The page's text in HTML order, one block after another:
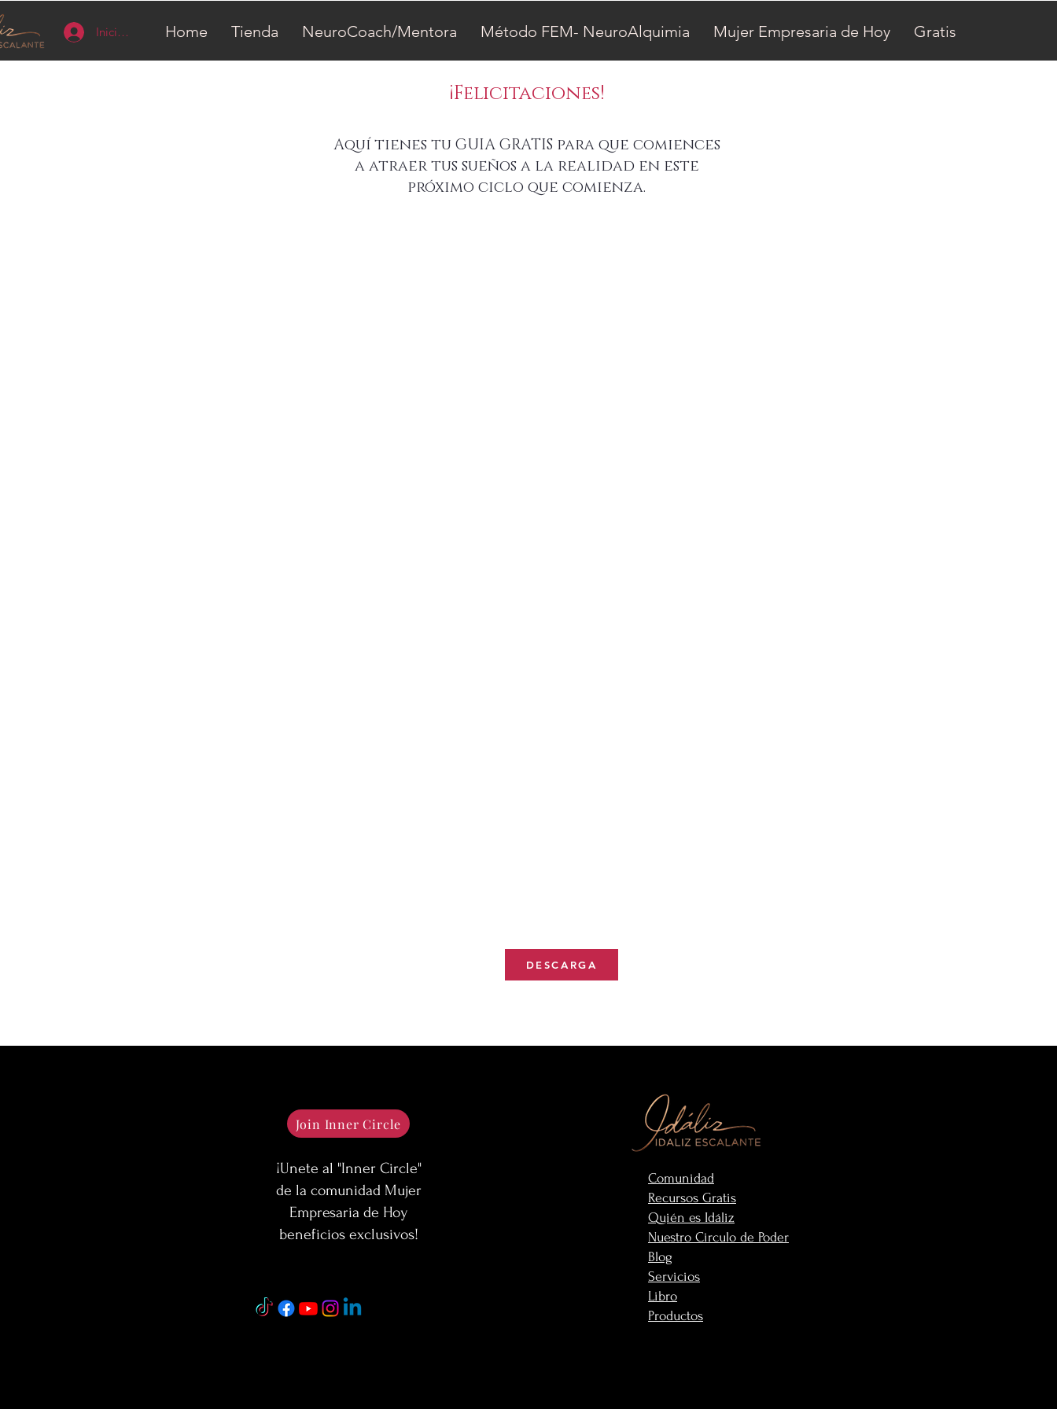
Iniciar sesión Home Tienda NeuroCoach/Mentora Método FEM- NeuroAlquimia Mujer Empresaria de Hoy Gratis
¡Felicitaciones!
Aquí tienes tu GUIA GRATIS para que comiences
a atraer tus sueños a la realidad en este
próximo ciclo que comienza.
DESCARGA
Join Inner Circle
¡Unete al "Inner Circle"
de la comunidad Mujer
Empresaria de Hoy
beneficios exclusivos!
Comunidad
Recursos Gratis
Quién es Idáliz
Nuestro Circulo de Poder
Blog
Servicios
Libro
Productos